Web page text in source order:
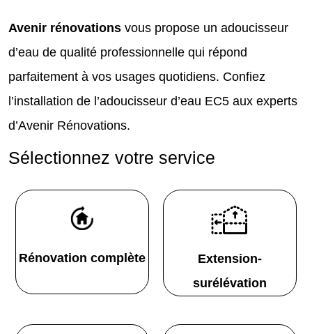
Avenir rénovations vous propose un adoucisseur
d’eau de qualité professionnelle qui répond
parfaitement à vos usages quotidiens. Confiez
l’installation de l’adoucisseur d’eau EC5 aux experts
d’Avenir Rénovations.
Sélectionnez votre service
Rénovation complète
Extension-
surélévation